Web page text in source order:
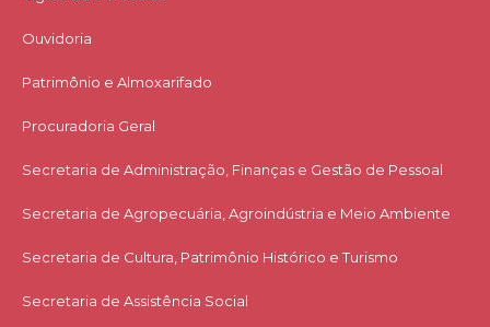
Ouvidoria
Patrimônio e Almoxarifado
Procuradoria Geral
Secretaria de Administração, Finanças e Gestão de Pessoal
Secretaria de Agropecuária, Agroindústria e Meio Ambiente
Secretaria de Cultura, Patrimônio Histórico e Turismo
Secretaria de Assistência Social